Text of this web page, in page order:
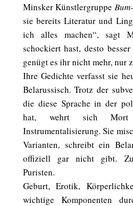
Minsker Künstlergruppe
sie bereits Literatur und
ich alles machen“, sagt
schockiert hast, desto
genügt es ihr nicht mehr, nur
Ihre Gedichte verfasst sie
Belarussisch. Trotz der
die diese Sprache in der
hat, wehrt sich Mort
Instrumentalisierung. Sie
Varianten, schreibt ein
offiziell gar nicht gibt.
Puristen.
Geburt, Erotik,
wichtige Komponenten